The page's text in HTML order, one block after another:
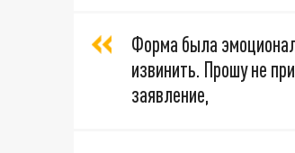
Форма была
извинить. Прошу не
заявление,